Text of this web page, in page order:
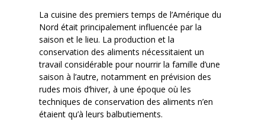
La cuisine des premiers temps de l’Amérique du
Nord était principalement influencée par la
saison et le lieu. La production et la
conservation des aliments nécessitaient un
travail considérable pour nourrir la famille d’une
saison à l’autre, notamment en prévision des
rudes mois d’hiver, à une époque où les
techniques de conservation des aliments n’en
étaient qu’à leurs balbutiements.